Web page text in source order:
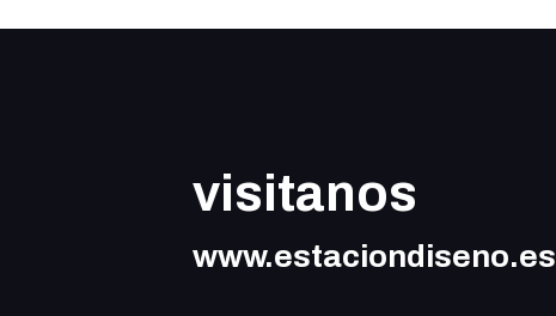
visitanos
www.estaciondiseno.es